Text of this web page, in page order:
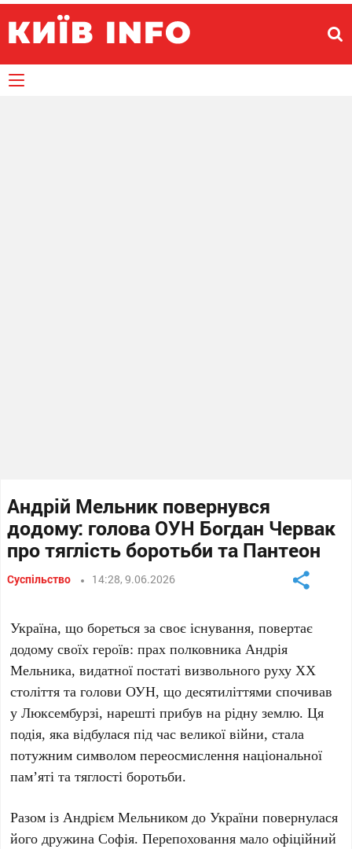
Андрій Мельник повернувся
додому: голова ОУН Богдан Червак
про тяглість боротьби та Пантеон
Суспільство 14:28, 9.06.2026
Україна, що бореться за своє існування, повертає
додому своїх героїв: прах полковникаАндрія
Мельника, видатної постаті визвольного руху ХХ
століття та голови ОУН, що десятиліттями спочивав
у Люксембурзі, нарешті прибув на рідну землю. Ця
подія, яка відбулася під час великої війни, стала
потужним символом переосмислення національної
пам’яті та тяглості боротьби.
Разом ізАндрієм Мельником до України повернулася
його дружинаСофія. Перепоховання мало офіційний